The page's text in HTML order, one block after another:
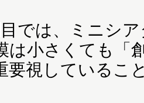
では、ミニシア
は小さくても「
要視しているこ